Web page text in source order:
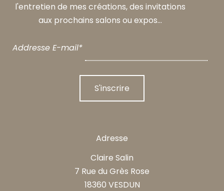
l'entretien de mes créations, des invitations
aux prochains salons ou expos...
Addresse E-mail*
Adresse
Claire Salin
7 Rue du Grès Rose
18360 VESDUN